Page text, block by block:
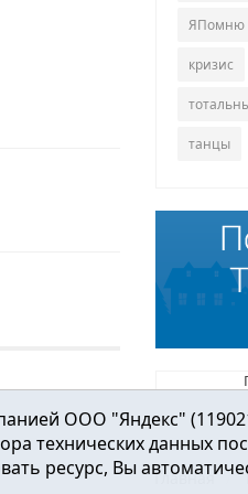
ЯПомню
кризис
танцы
Главная
ООО "Яндекс"
технических данных
ресурс, Вы